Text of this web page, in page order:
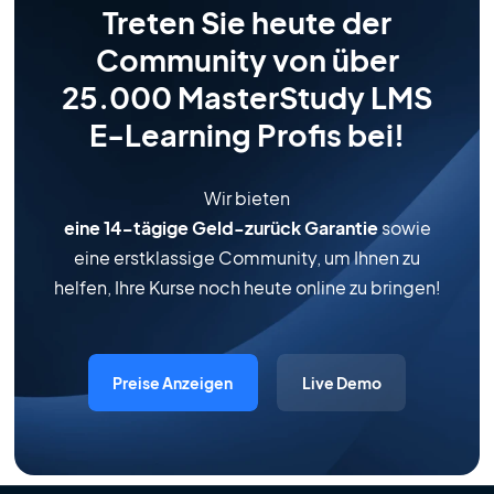
Treten Sie heute der
Community von über
25.000 MasterStudy LMS
E-Learning Profis bei!
Wir bieten
eine 14-tägige Geld-zurück Garantiesowie
eine erstklassige Community, um Ihnen zu
helfen, Ihre Kurse noch heute online zu bringen!
Preise Anzeigen Live Demo